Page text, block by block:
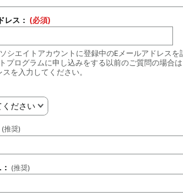
レス： (必須)
シエイトアカウントに登録中のEメールアドレスを
プログラムに申し込みをする以前のご質問の場合
を入力してください。
ください
(推奨)
(推奨)